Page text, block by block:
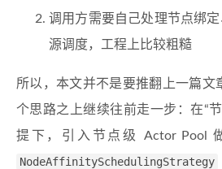
调用方需要自己处理节点绑
源调度，工程上比较粗糙
所以，本文并不是要推翻上一篇文
个思路之上继续往前走一步：在“
提下，引入节点级 Actor Pool
NodeAffinitySchedulingStrategy